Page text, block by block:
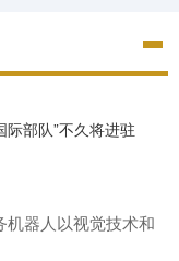
际部队”不久将进驻
器人以视觉技术和